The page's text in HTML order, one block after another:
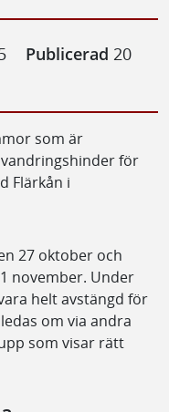
Publicerad 20
som är
för
Flärkån i
27 oktober och
november. Under
helt avstängd för
om via andra
som visar rätt